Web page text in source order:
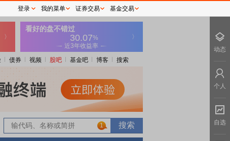
债券 视频 股吧 基金吧 博客 搜索
1
登录 我的菜单 证券交易 基金交易
动态
个人
自选